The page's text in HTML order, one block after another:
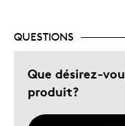
QUESTIONS
Que désirez-
produit?